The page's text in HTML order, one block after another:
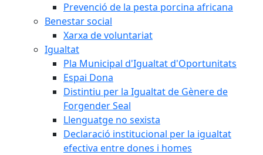
Prevenció de la pesta porcina africana
Benestar social
Xarxa de voluntariat
Igualtat
Pla Municipal d'Igualtat d'Oportunitats
Espai Dona
Distintiu per la Igualtat de Gènere de
Forgender Seal
Llenguatge no sexista
Declaració institucional per la igualtat
efectiva entre dones i homes